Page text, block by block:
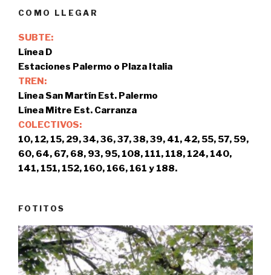
COMO LLEGAR
SUBTE:
Línea D
Estaciones Palermo o Plaza Italia
TREN:
Línea San Martín Est. Palermo
Línea Mitre Est. Carranza
COLECTIVOS:
10, 12, 15, 29, 34, 36, 37, 38, 39, 41, 42, 55, 57, 59,
60, 64, 67, 68, 93, 95, 108, 111, 118, 124, 140,
141, 151, 152, 160, 166, 161 y 188.
FOTITOS